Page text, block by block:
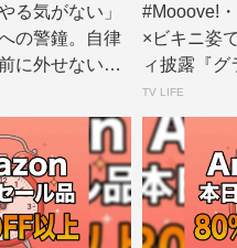
る気がない」
の警鐘。自律
に外せない、
#Mooove!
×ビキニ姿
ィ披露『グ
ン』アザ...
TV LIFE